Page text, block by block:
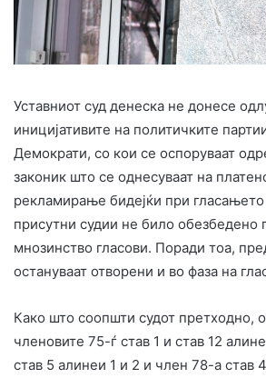
Уставниот суд денеска не донесе
иницијативите на политичките
Демократи, со кои се оспоруваат
законик што се однесуваат на
рекламирање бидејќи при
присутни судии не било обезбедено
мнозинство гласови. Поради тоа,
остануваат отворени и во фаза на
Како што соопшти судот претходно,
членовите 75-ѓ став 1 и став 12
став 5 алинеи 1 и 2 и член 78-а став